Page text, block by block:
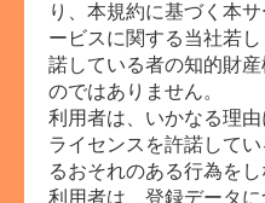
り、本規約に基づく本
ービスに関する当社若
諾している者の知的財
のではありません。
利用者は、いかなる理
ライセンスを許諾して
るおそれのある行為をし
利用者は、登録データ